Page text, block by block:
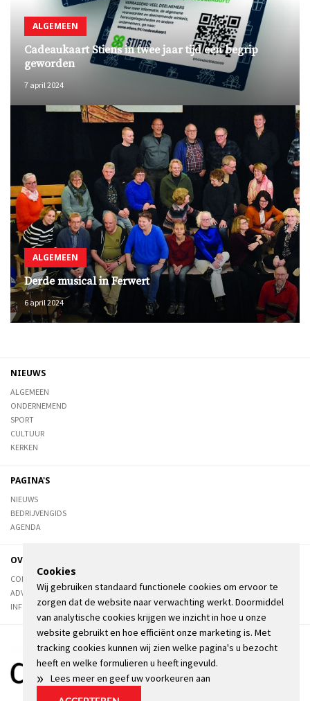
ALGEMEEN
Cadeaukaart Stiens in twee jaar tijd een begrip
geworden
7 april 2024
ALGEMEEN
Derde musical in Ferwert
6 april 2024
NIEUWS
ALGEMEEN
ONDERNEMEND
SPORT
CULTUUR
KERKEN
PAGINA'S
NIEUWS
BEDRIJVENGIDS
AGENDA
OVER DE STIENSER
CONTACT
ADVERTEREN
INFORMATIE
Cookies
Wij gebruiken standaard functionele cookies om ervoor te
zorgen dat de website naar verwachting werkt. Doormiddel
van analytische cookies krijgen we inzicht in hoe u onze
website gebruikt en hoe efficiënt onze marketing is. Met
tracking cookies kunnen wij zien welke pagina's u bezocht
heeft en welke formulieren u heeft ingevuld.
» Lees meer en geef uw voorkeuren aan